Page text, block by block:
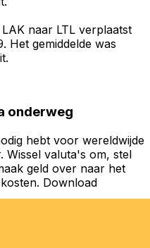
naar LTL verplaatst
Het gemiddelde was
onderweg
hebt voor wereldwijde
Wissel valuta's om, stel
geld over naar het
Download